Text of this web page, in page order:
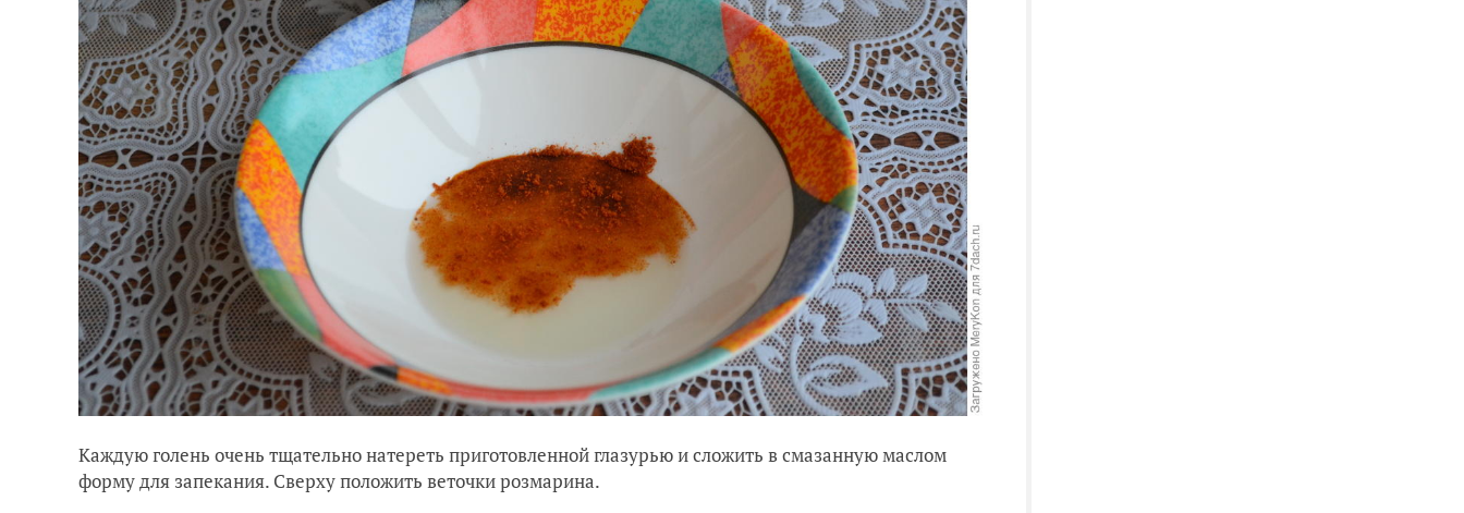
Каждую голень очень тщательно натереть приготовленной глазурью и сложить в смазанную маслом
форму для запекания. Сверху положить веточки розмарина.